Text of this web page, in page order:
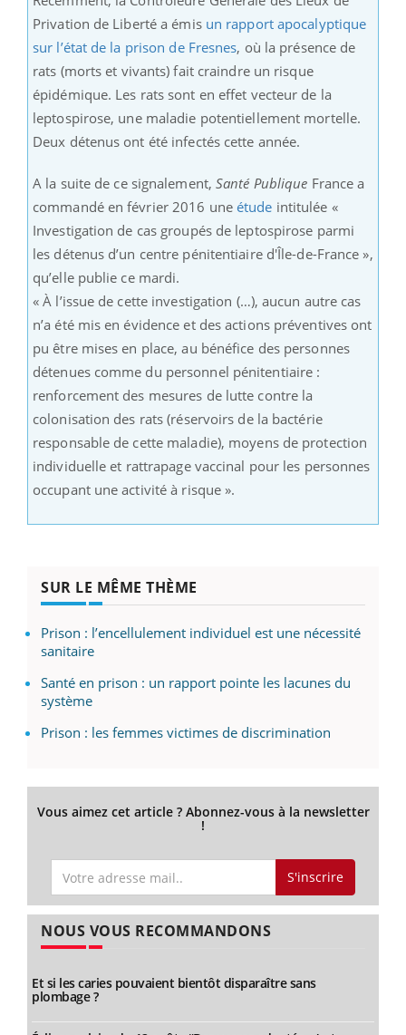
Privation de Liberté a émis un rapport apocalyptique
sur l’état de la prison de Fresnes, où la présence de
rats (morts et vivants) fait craindre un risque
épidémique. Les rats sont en effet vecteur de la
leptospirose, une maladie potentiellement mortelle.
Deux détenus ont été infectés cette année.
A la suite de ce signalement, Santé Publique France a
commandé en février 2016 une étude intitulée «
Investigation de cas groupés de leptospirose parmi
les détenus d’un centre pénitentiaire d'Île-de-France »,
qu’elle publie ce mardi.
« À l’issue de cette investigation (…), aucun autre cas
n’a été mis en évidence et des actions préventives ont
pu être mises en place, au bénéfice des personnes
détenues comme du personnel pénitentiaire :
renforcement des mesures de lutte contre la
colonisation des rats (réservoirs de la bactérie
responsable de cette maladie), moyens de protection
individuelle et rattrapage vaccinal pour les personnes
occupant une activité à risque ».
SUR LE MÊME THÈME
Prison : l’encellulement individuel est une nécessité
sanitaire
Santé en prison : un rapport pointe les lacunes du
système
Prison : les femmes victimes de discrimination
Vous aimez cet article ? Abonnez-vous à la newsletter
!
S'inscrire
NOUS VOUS RECOMMANDONS
Et si les caries pouvaient bientôt disparaître sans
plombage ?